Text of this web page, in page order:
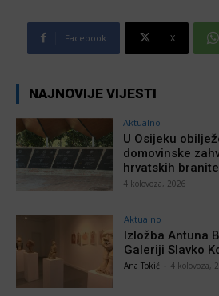
Facebook X
NAJNOVIJE VIJESTI
Aktualno
U Osijeku
domovinske
hrvatskih
4 kolovoza, 2026
Aktualno
Izložba Antuna
Galeriji Slavko
Ana Tokić 4 kolovoza,